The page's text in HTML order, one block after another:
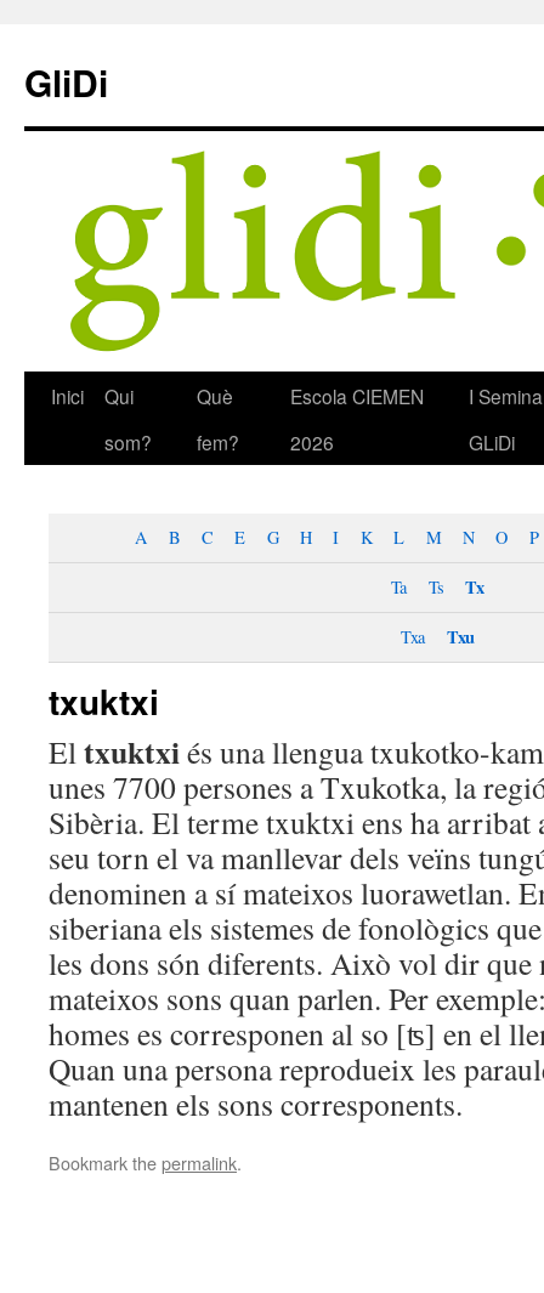
content
GliDi
Inici
Qui
som?
Què
fem?
Escola CIEMEN
2026
I
GLiDi
A B C E G H I K L M N O P
Ta Ts Tx
Txa Txu
txuktxi
Eltxuktxiés una llengua txukotko-
unes 7700 persones a Txukotka, la
Sibèria. El terme txuktxi ens ha arribat
seu torn el va manllevar dels veïns
denominen a sí mateixos luorawetlan.
siberiana els sistemes de fonològics
les dons són diferents. Això vol dir que
mateixos sons quan parlen. Per
homes es corresponen al so [ʦ] en el
Quan una persona reprodueix les
mantenen els sons corresponents.
Bookmark thepermalink.